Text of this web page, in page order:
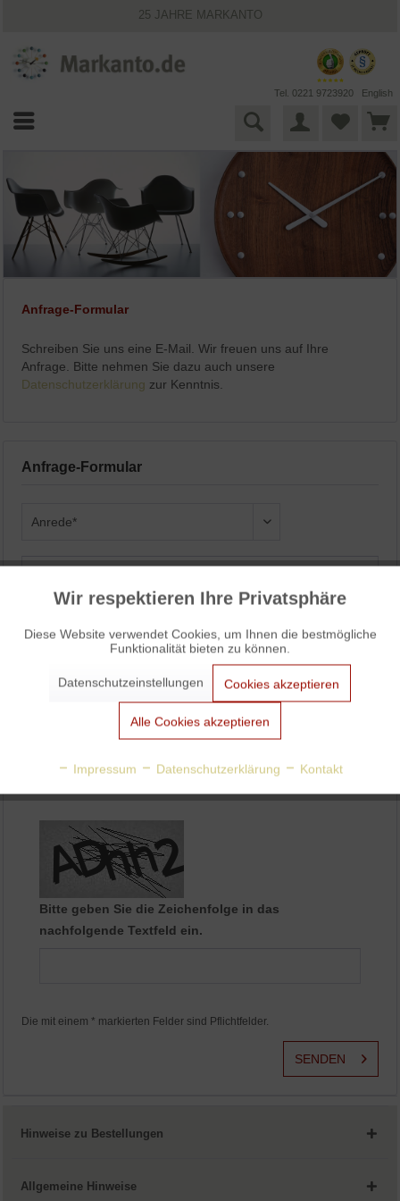
25 JAHRE MARKANTO
VIELFÄLTIGE ZAHLUNGSMÖGLICHKEITEN
Tel. 0221 9723920 English
Anfrage-Formular
Schreiben Sie uns eine E-Mail. Wir freuen uns auf Ihre
Anfrage. Bitte nehmen Sie dazu auch unsere
Datenschutzerklärung zur Kenntnis.
Anfrage-Formular
Bitte geben Sie die Zeichenfolge in das
nachfolgende Textfeld ein.
Die mit einem * markierten Felder sind Pflichtfelder.
SENDEN
Hinweise zu Bestellungen
Allgemeine Hinweise
Funktionale Aktiv
Aktiv
Aktiv
Personalisierung
Wir respektieren Ihre Privatsphäre
Diese Website verwendet Cookies, um Ihnen die bestmögliche
Funktionalität bieten zu können.
Datenschutzeinstellungen Cookies akzeptieren
Alle Cookies akzeptieren
Impressum Datenschutzerklärung Kontakt